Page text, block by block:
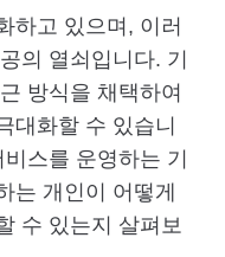
하고 있으며, 이러
의 열쇠입니다. 기
방식을 채택하여
대화할 수 있습니
스를 운영하는 기
는 개인이 어떻게
수 있는지 살펴보